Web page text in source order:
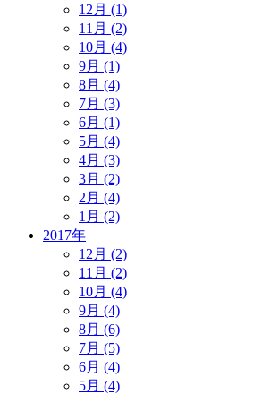
12月 (1)
11月 (2)
10月 (4)
9月 (1)
8月 (4)
7月 (3)
6月 (1)
5月 (4)
4月 (3)
3月 (2)
2月 (4)
1月 (2)
2017年
12月 (2)
11月 (2)
10月 (4)
9月 (4)
8月 (6)
7月 (5)
6月 (4)
5月 (4)